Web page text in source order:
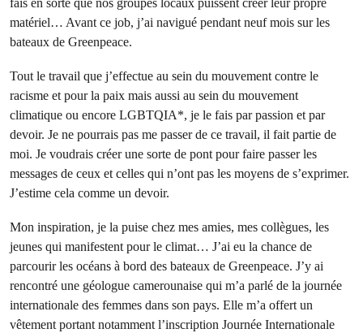
matériel… Avant ce job, j’ai navigué pendant neuf mois sur les
bateaux de Greenpeace.
Tout le travail que j’effectue au sein du mouvement contre le
racisme et pour la paix mais aussi au sein du mouvement
climatique ou encore LGBTQIA*, je le fais par passion et par
devoir. Je ne pourrais pas me passer de ce travail, il fait partie de
moi. Je voudrais créer une sorte de pont pour faire passer les
messages de ceux et celles qui n’ont pas les moyens de s’exprimer.
J’estime cela comme un devoir.
Mon inspiration, je la puise chez mes amies, mes collègues, les
jeunes qui manifestent pour le climat… J’ai eu la chance de
parcourir les océans à bord des bateaux de Greenpeace. J’y ai
rencontré une géologue camerounaise qui m’a parlé de la journée
internationale des femmes dans son pays. Elle m’a offert un
vêtement portant notamment l’inscription Journée Internationale